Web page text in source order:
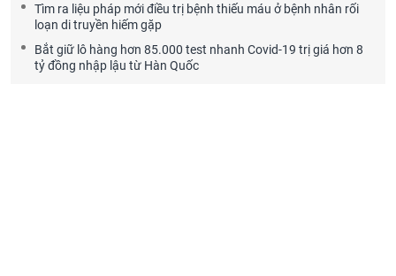
Tìm ra liệu pháp mới điều trị bệnh thiếu máu ở bệnh nhân rối
loạn di truyền hiếm gặp
Bắt giữ lô hàng hơn 85.000 test nhanh Covid-19 trị giá hơn 8
tỷ đồng nhập lậu từ Hàn Quốc